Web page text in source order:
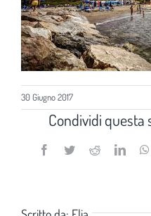
30 Giugno 2017
Condividi questa
Facebook
TwitterReddit